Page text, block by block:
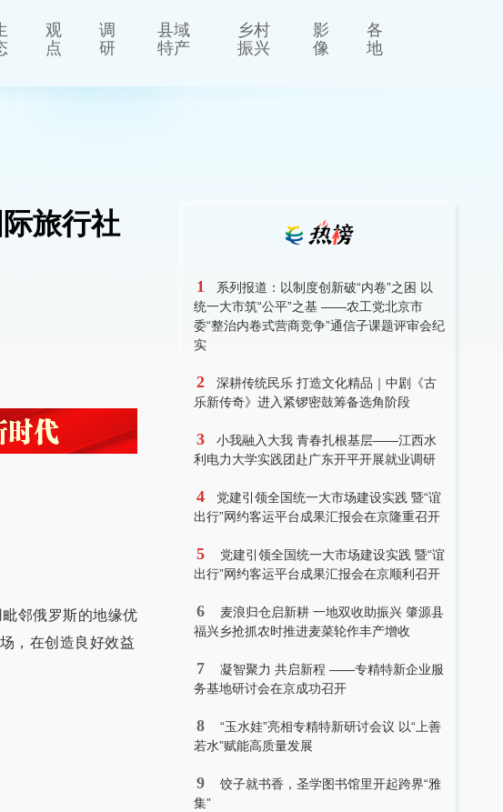
观
点
调
研
县域
特产
乡村
振兴
影
像
各
地
旅行社
邻俄罗斯的地缘优
，在创造良好效益
1
系列报道：以制度创新破“内卷”之困 以
统一大市筑“公平”之基 ——农工党北京市
委“整治内卷式营商竞争”通信子课题评审会纪
实
2
深耕传统民乐 打造文化精品｜中剧《古
乐新传奇》进入紧锣密鼓筹备选角阶段
3
小我融入大我 青春扎根基层——江西水
利电力大学实践团赴广东开平开展就业调研
4
党建引领全国统一大市场建设实践 暨“谊
出行”网约客运平台成果汇报会在京隆重召开
5
党建引领全国统一大市场建设实践 暨“谊
出行”网约客运平台成果汇报会在京顺利召开
6
麦浪归仓启新耕 一地双收助振兴 肇源县
福兴乡抢抓农时推进麦菜轮作丰产增收
7
凝智聚力 共启新程 ——专精特新企业服
务基地研讨会在京成功召开
8
“玉水娃”亮相专精特新研讨会议 以“上善
若水”赋能高质量发展
9
饺子就书香，圣学图书馆里开起跨界“雅
集”